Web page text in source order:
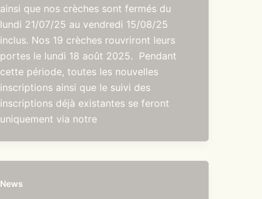
ainsi que nos crèches sont fermés du
lundi 21/07/25 au vendredi 15/08/25
inclus. Nos 19 crèches rouvriront leurs
portes le lundi 18 août 2025. Pendant
cette période, toutes les nouvelles
inscriptions ainsi que le suivi des
inscriptions déjà existantes se feront
uniquement via notre
News